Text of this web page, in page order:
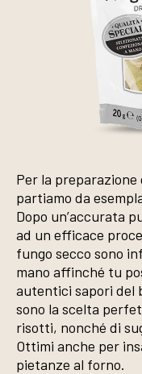
Per la
partiamo da
Dopo un’accurata
ad un efficace
fungo secco sono
mano affinché tu
autentici sapori del
sono la scelta
risotti, nonché di
Ottimi anche per
pietanze al forno.